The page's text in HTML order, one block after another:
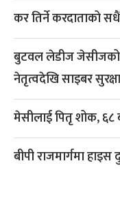
कर तिर्ने करदाताको
बुटवल लेडीज
नेतृत्वदेखि साइबर
मेसीलाई पितृ शोक, ६८
बीपी राजमार्गमा